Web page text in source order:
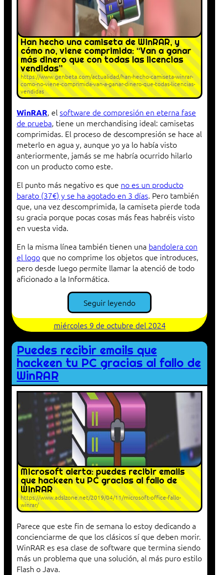
Han hecho una camiseta de WinRAR, y
cómo no, viene comprimida: “Van a ganar
más dinero que con todas las licencias
vendidas”
https://www.genbeta.com/actualidad/han-hecho-camiseta-winrar-
como-no-viene-comprimida-van-a-ganar-dinero-que-todas-licencias-
vendidas
WinRAR, el software de compresión en eterna fase
de prueba, tiene un merchandising ideal: camisetas
comprimidas. El proceso de descompresión se hace al
meterlo en agua y, aunque yo ya lo había visto
anteriormente, jamás se me habría ocurrido hilarlo
con un producto como este.
El punto más negativo es que no es un producto
barato (37€) y se ha agotado en 3 días. Pero también
que, una vez descomprimida, la camiseta pierde toda
su gracia porque pocas cosas más feas habréis visto
en vuesta vida.
En la misma línea también tienen una bandolera con
el logo que no comprime los objetos que introduces,
pero desde luego permite llamar la atenció de todo
aficionado a la Informática.
Seguir leyendo
miércoles 9 de octubre del 2024
Puedes recibir emails que
hackeen tu PC gracias al fallo de
WinRAR
Microsoft alerta: puedes recibir emails
que hackeen tu PC gracias al fallo de
WinRAR
https://www.adslzone.net/2019/04/11/microsoft-office-fallo-
winrar/
Parece que este fin de semana lo estoy dedicando a
concienciarme de que los clásicos sí que deben morir.
WinRAR es esa clase de software que termina siendo
más un problema que una solución, al más puro estilo
Flash o Java.